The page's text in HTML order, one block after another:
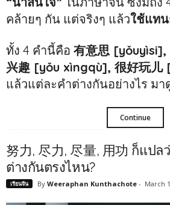
คล้ายๆ กัน แต่จริงๆ แล้วใช้แท
ทั้ง 4 คำนี้คือ 有意思
兴趣 [yǒu xìngqù], 很好玩
แล้วแต่ละคำต่างกันอย่างไร มา
Continue
努力, 尽力, 尽量, 用功 ก็แปล
ต่างกันตรงไหน?
เรียนจีน By Weeraphan Kunthachote - March